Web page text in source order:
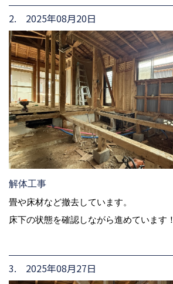
2. 2025年08月20日
解体工事
畳や床材など撤去しています。
床下の状態を確認しながら進めています！
3. 2025年08月27日